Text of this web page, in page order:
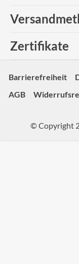
Zertifikate
Barrierefreiheit
AGB
© Copyright